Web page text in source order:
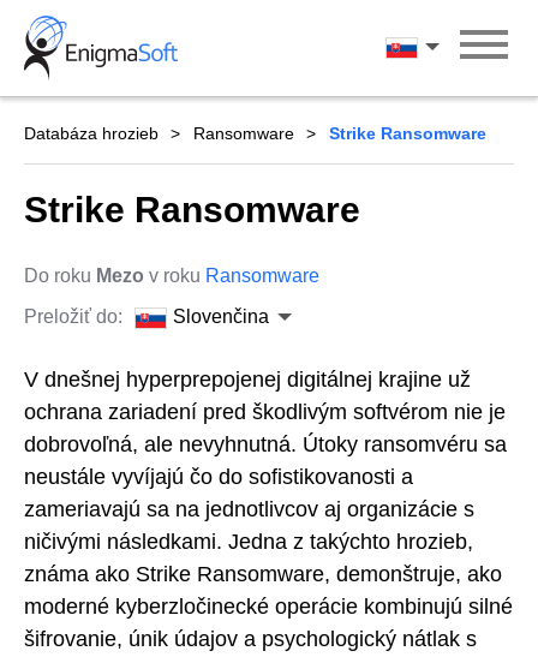
Skip
content
Slovenčina
Databáza hrozieb Ransomware Strike Ransomware
Strike Ransomware
Do roku Mezo v roku Ransomware
Preložiť do:
Slovenčina
V dnešnej hyperprepojenej digitálnej krajine už
ochrana zariadení pred škodlivým softvérom nie je
dobrovoľná, ale nevyhnutná. Útoky ransomvéru sa
neustále vyvíjajú čo do sofistikovanosti a
zameriavajú sa na jednotlivcov aj organizácie s
ničivými následkami. Jedna z takýchto hrozieb,
známa ako Strike Ransomware, demonštruje, ako
moderné kyberzločinecké operácie kombinujú silné
šifrovanie, únik údajov a psychologický nátlak s